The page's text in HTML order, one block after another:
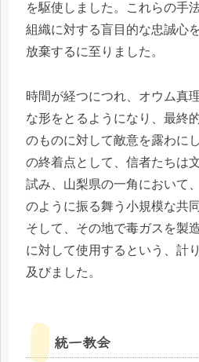
を駆使しました。これらの手
組織に対する盲目的な忠誠心
放棄するに至りました。
時間が経つにつれ、オウム真
な形をとるようになり、最終
のものに対して敵意を露わに
の終着点として、信者たちは
試み、山梨県の一角において
のように振る舞う小規模な共
そして、その地で毒ガスを製
に対して使用するという、計
及びました。
統一教会